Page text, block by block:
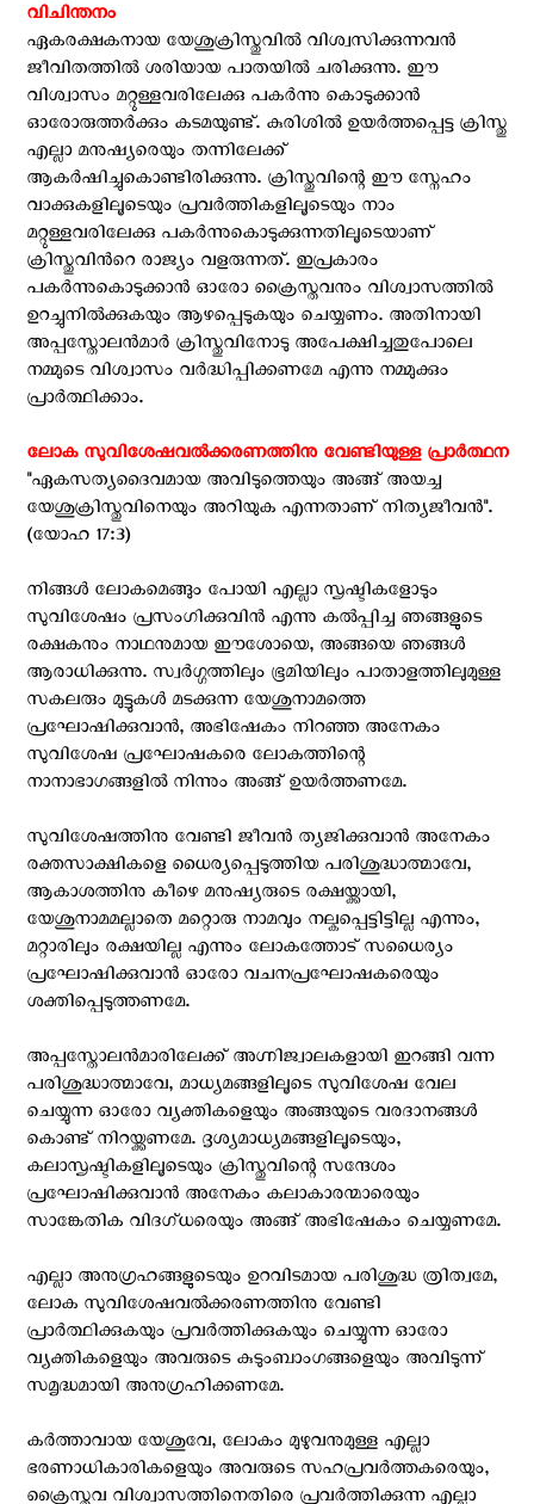
വിചിന്തനം
ഏകരക്ഷകനായ യേശുക്രിസ്തുവിൽ വിശ്വസിക്കുന്നവൻ
ജീവിതത്തിൽ ശരിയായ പാതയിൽ ചരിക്കുന്നു. ഈ
വിശ്വാസം മറ്റുള്ളവരിലേക്കു പകർന്നു കൊടുക്കാൻ
ഓരോരുത്തർക്കും കടമയുണ്ട്. കുരിശില്‍ ഉയര്‍ത്തപ്പെട്ട ക്രിസ്തു
എല്ലാ മനുഷ്യരെയും തന്നിലേക്ക്
ആകര്‍ഷിച്ചുകൊണ്ടിരിക്കുന്നു. ക്രിസ്തുവിന്റെ ഈ സ്നേഹം
വാക്കുകളിലൂടെയും പ്രവർത്തികളിലൂടെയും നാം
മറ്റുള്ളവരിലേക്കു പകർന്നുകൊടുക്കുന്നതിലൂടെയാണ്
ക്രിസ്തുവിന്‍റെ രാജ്യം വളരുന്നത്. ഇപ്രകാരം
പകർന്നുകൊടുക്കാൻ ഓരോ ക്രൈസ്തവനും വിശ്വാസത്തില്‍
ഉറച്ചുനില്‍ക്കുകയും ആഴപ്പെടുകയും ചെയ്യണം. അതിനായി
അപ്പസ്തോലൻമാർ ക്രിസ്തുവിനോടു അപേക്ഷിച്ചതുപോലെ
നമ്മുടെ വിശ്വാസം വർദ്ധിപ്പിക്കണമേ എന്നു നമ്മുക്കും
പ്രാർത്ഥിക്കാം.
ലോക സുവിശേഷവൽക്കരണത്തിനു വേണ്ടിയുള്ള പ്രാർത്ഥന
"ഏകസത്യദൈവമായ അവിടുത്തെയും അങ്ങ് അയച്ച
യേശുക്രിസ്തുവിനെയും അറിയുക എന്നതാണ് നിത്യജീവൻ".
(യോഹ 17:3)
നിങ്ങള്‍ ലോകമെങ്ങും പോയി എല്ലാ സൃഷ്ടികളോടും
സുവിശേഷം പ്രസംഗിക്കുവിന്‍ എന്നു കല്‍പ്പിച്ച ഞങ്ങളുടെ
രക്ഷകനും നാഥനുമായ ഈശോയെ, അങ്ങയെ ഞങ്ങൾ
ആരാധിക്കുന്നു. സ്വര്‍ഗ്ഗത്തിലും ഭൂമിയിലും പാതാളത്തിലുമുള്ള
സകലരും മുട്ടുകള്‍ മടക്കുന്ന യേശുനാമത്തെ
പ്രഘോഷിക്കുവാന്‍, അഭിഷേകം നിറഞ്ഞ അനേകം
സുവിശേഷ പ്രഘോഷകരെ ലോകത്തിന്റെ
നാനാഭാഗങ്ങളിൽ നിന്നും അങ്ങ് ഉയർത്തണമേ.
സുവിശേഷത്തിനു വേണ്ടി ജീവന്‍ ത്യജിക്കുവാന്‍ അനേകം
രക്തസാക്ഷികളെ ധൈര്യപ്പെടുത്തിയ പരിശുദ്ധാത്മാവേ,
ആകാശത്തിനു കീഴെ മനുഷ്യരുടെ രക്ഷയ്ക്കായി,
യേശുനാമമല്ലാതെ മറ്റൊരു നാമവും നല്കപ്പെട്ടിട്ടില്ല എന്നും,
മറ്റാരിലും രക്ഷയില്ല എന്നും ലോകത്തോട്‌ സധൈര്യം
പ്രഘോഷിക്കുവാന്‍ ഓരോ വചനപ്രഘോഷകരെയും
ശക്തിപ്പെടുത്തണമേ.
അപ്പസ്തോലന്‍മാരിലേക്ക് അഗ്നിജ്വാലകളായി ഇറങ്ങി വന്ന
പരിശുദ്ധാത്മാവേ, മാധ്യമങ്ങളിലൂടെ സുവിശേഷ വേല
ചെയ്യുന്ന ഓരോ വ്യക്തികളെയും അങ്ങയുടെ വരദാനങ്ങൾ
കൊണ്ട് നിറയ്ക്കണമേ. ദൃശ്യമാധ്യമങ്ങളിലൂടെയും,
കലാസൃഷ്ടികളിലൂടെയും ക്രിസ്തുവിന്റെ സന്ദേശം
പ്രഘോഷിക്കുവാൻ അനേകം കലാകാരന്മാരെയും
സാങ്കേതിക വിദഗ്ധരെയും അങ്ങ് അഭിഷേകം ചെയ്യണമേ.
എല്ലാ അനുഗ്രഹങ്ങളുടെയും ഉറവിടമായ പരിശുദ്ധ ത്രിത്വമേ,
ലോക സുവിശേഷവൽക്കരണത്തിനു വേണ്ടി
പ്രാർത്ഥിക്കുകയും പ്രവർത്തിക്കുകയും ചെയ്യുന്ന ഓരോ
വ്യക്തികളെയും അവരുടെ കുടുംബാംഗങ്ങളെയും അവിടുന്ന്
സമൃദ്ധമായി അനുഗ്രഹിക്കണമേ.
കർത്താവായ യേശുവേ, ലോകം മുഴുവനുമുള്ള എല്ലാ
ഭരണാധികാരികളെയും അവരുടെ സഹപ്രവർത്തകരെയും,